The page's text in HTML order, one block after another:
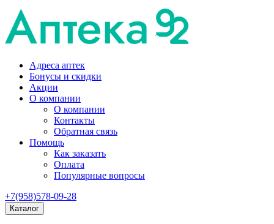
Адреса аптек
Бонусы и скидки
Акции
О компании
О компании
Контакты
Обратная связь
Помощь
Как заказать
Оплата
Популярные вопросы
+7(958)578-09-28
Каталог